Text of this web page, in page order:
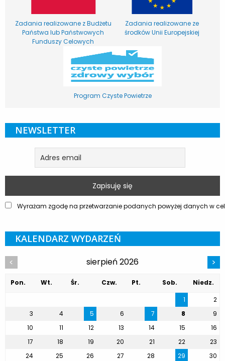
Zadania realizowane z Budżetu
Państwa lub Państwowych
Funduszy Celowych
Zadania realizowane ze
środków Unii Europejskiej
Program Czyste Powietrze
NEWSLETTER
Wyrażam zgodę na przetwarzanie podanych powyżej danych w
KALENDARZ WYDARZEŃ
< sierpień 2026 >
Pon. Wt. Śr. Czw. Pt. Sob.
Niedz.
1
2
3
4 5 6 7 8
9
10
11 12 13 14 15
16
17
18 19 20 21 22
23
24
25 26 27 28 29
30